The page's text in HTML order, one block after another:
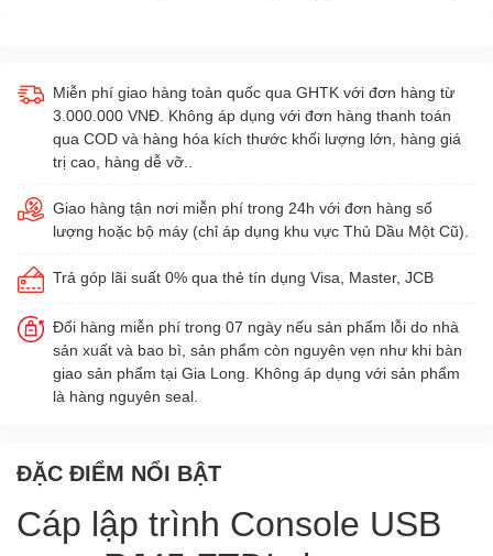
Miễn phí giao hàng toàn quốc qua GHTK với đơn hàng từ
3.000.000 VNĐ. Không áp dụng với đơn hàng thanh toán
qua COD và hàng hóa kích thước khối lượng lớn, hàng giá
trị cao, hàng dễ vỡ..
Giao hàng tận nơi miễn phí trong 24h với đơn hàng số
lượng hoặc bộ máy (chỉ áp dụng khu vực Thủ Dầu Một Cũ).
Trả góp lãi suất 0% qua thẻ tín dụng Visa, Master, JCB
Đổi hàng miễn phí trong 07 ngày nếu sản phẩm lỗi do nhà
sản xuất và bao bì, sản phẩm còn nguyên vẹn như khi bàn
giao sản phẩm tại Gia Long. Không áp dụng với sản phẩm
là hàng nguyên seal.
ĐẶC ĐIỂM NỔI BẬT
Cáp lập trình Console USB